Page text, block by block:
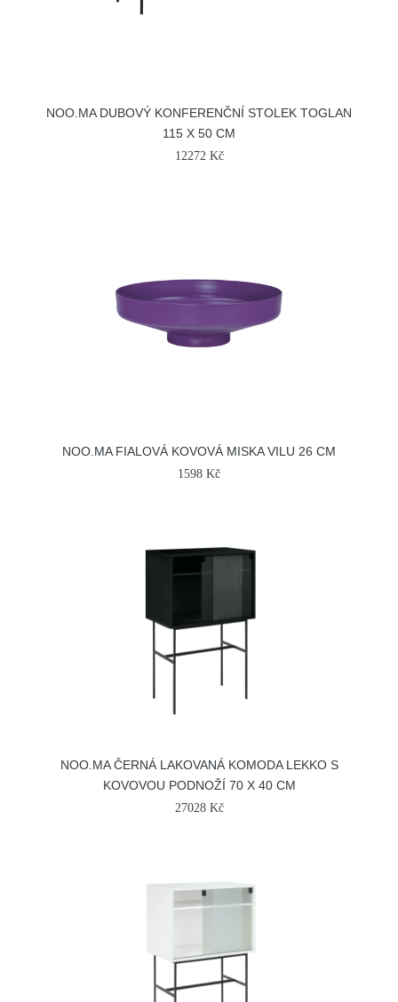
NOO.MA DUBOVÝ KONFERENČNÍ STOLEK TOGLAN
115 X 50 CM
12272 Kč
NOO.MA FIALOVÁ KOVOVÁ MISKA VILU 26 CM
1598 Kč
NOO.MA ČERNÁ LAKOVANÁ KOMODA LEKKO S
KOVOVOU PODNOŽÍ 70 X 40 CM
27028 Kč